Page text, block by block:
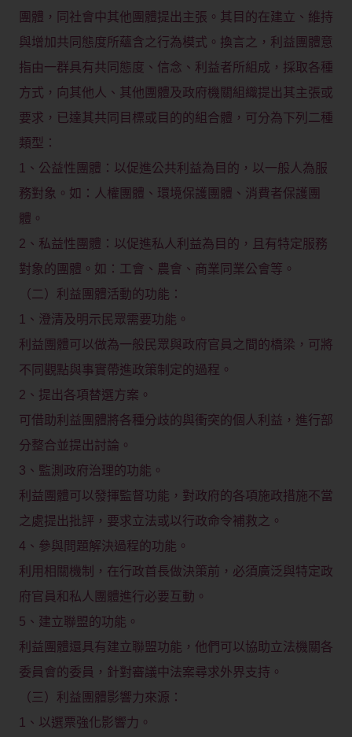
團體，同社會中其他團體提出主張。其目的在建立、維持
與增加共同態度所蘊含之行為模式。換言之，利益團體意
指由一群具有共同態度、信念、利益者所組成，採取各種
方式，向其他人、其他團體及政府機關組織提出其主張或
要求，已達其共同目標或目的的組合體，可分為下列二種
類型：
1、公益性團體：以促進公共利益為目的，以一般人為服
務對象。如：人權團體、環境保護團體、消費者保護團
體。
2、私益性團體：以促進私人利益為目的，且有特定服務
對象的團體。如：工會、農會、商業同業公會等。
（二）利益團體活動的功能：
1、澄清及明示民眾需要功能。
利益團體可以做為一般民眾與政府官員之間的橋梁，可將
不同觀點與事實帶進政策制定的過程。
2、提出各項替選方案。
可借助利益團體將各種分歧的與衝突的個人利益，進行部
分整合並提出討論。
3、監測政府治理的功能。
利益團體可以發揮監督功能，對政府的各項施政措施不當
之處提出批評，要求立法或以行政命令補救之。
4、參與問題解決過程的功能。
利用相關機制，在行政首長做決策前，必須廣泛與特定政
府官員和私人團體進行必要互動。
5、建立聯盟的功能。
利益團體還具有建立聯盟功能，他們可以協助立法機關各
委員會的委員，針對審議中法案尋求外界支持。
（三）利益團體影響力來源：
1、以選票強化影響力。